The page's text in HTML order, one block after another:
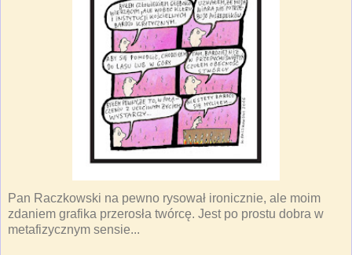
Pan Raczkowski na pewno rysował ironicznie, ale moim
zdaniem grafika przerosła twórcę. Jest po prostu dobra w
metafizycznym sensie...